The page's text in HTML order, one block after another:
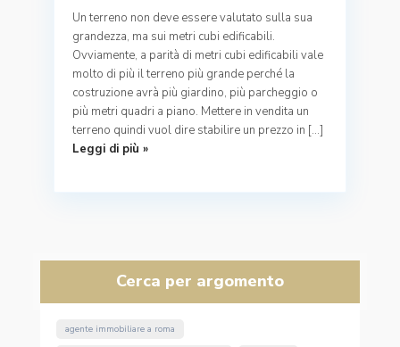
Un terreno non deve essere valutato sulla sua
grandezza, ma sui metri cubi edificabili.
Ovviamente, a parità di metri cubi edificabili vale
molto di più il terreno più grande perché la
costruzione avrà più giardino, più parcheggio o
più metri quadri a piano. Mettere in vendita un
terreno quindi vuol dire stabilire un prezzo in […]
Leggi di più »
Cerca per argomento
agente immobiliare a roma